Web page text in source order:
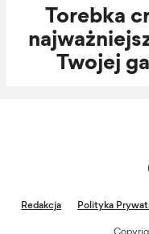
Torebka
Twojej
Redakcja Polityka